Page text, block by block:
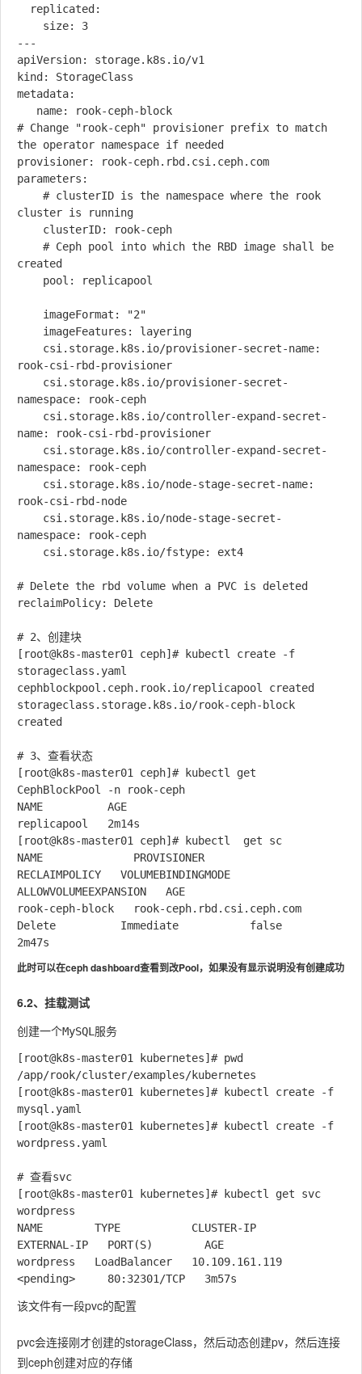
---
apiVersion: storage.k8s.io/v1
kind: StorageClass
metadata:
# Change "rook-ceph" provisioner prefix to match
the operator namespace if needed
provisioner: rook-ceph.rbd.csi.ceph.com
parameters:
cluster is running
created
rook-csi-rbd-provisioner
namespace: rook-ceph
name: rook-csi-rbd-provisioner
namespace: rook-ceph
rook-csi-rbd-node
namespace: rook-ceph
# Delete the rbd volume when a PVC is deleted
reclaimPolicy: Delete
# 2、创建块
[root@k8s-master01 ceph]# kubectl create -f
storageclass.yaml
cephblockpool.ceph.rook.io/replicapool created
storageclass.storage.k8s.io/rook-ceph-block
created
# 3、查看状态
[root@k8s-master01 ceph]# kubectl get
CephBlockPool -n rook-ceph
NAME          AGE
replicapool   2m14s
[root@k8s-master01 ceph]# kubectl  get sc
NAME              PROVISIONER
RECLAIMPOLICY   VOLUMEBINDINGMODE
ALLOWVOLUMEEXPANSION   AGE
rook-ceph-block   rook-ceph.rbd.csi.ceph.com
Delete          Immediate           false
此时可以在ceph dashboard查看到改Pool，如果没有显示说明没有创建成功
6.2、挂载测试
创建一个MySQL服务
[root@k8s-master01 kubernetes]# pwd
/app/rook/cluster/examples/kubernetes
[root@k8s-master01 kubernetes]# kubectl create -f
mysql.yaml
[root@k8s-master01 kubernetes]# kubectl create -f
wordpress.yaml
# 查看svc
[root@k8s-master01 kubernetes]# kubectl get svc
wordpress
NAME        TYPE           CLUSTER-IP
EXTERNAL-IP   PORT(S)        AGE
wordpress   LoadBalancer   10.109.161.119
该文件有一段pvc的配置
pvc会连接刚才创建的storageClass，然后动态创建pv，然后连接
到ceph创建对应的存储